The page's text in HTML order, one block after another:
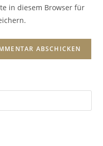
in diesem Browser für